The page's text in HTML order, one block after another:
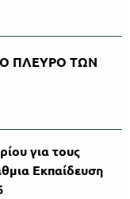
ΠΛΕΥΡΟ ΤΩΝ
για τους
Εκπαίδευση